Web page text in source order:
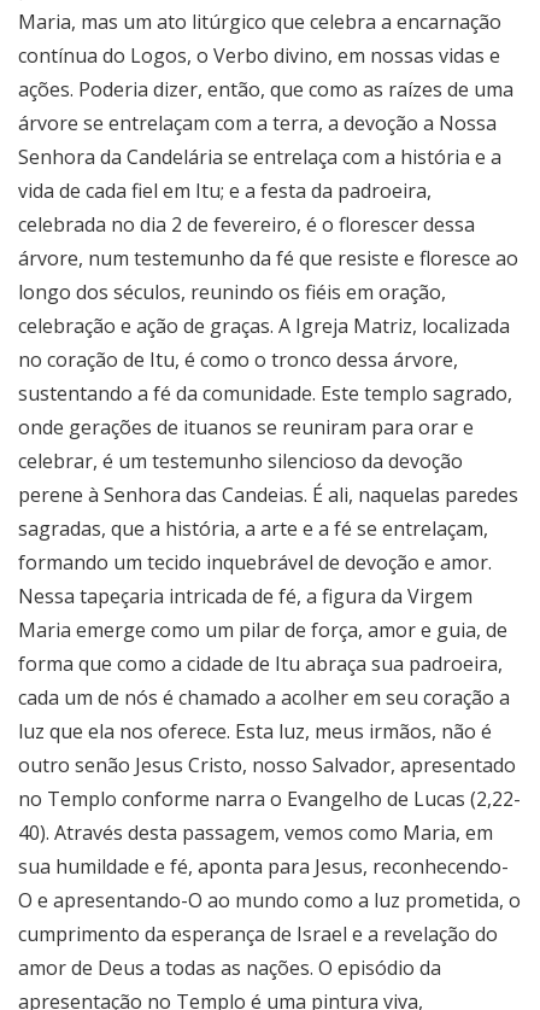
Maria, mas um ato litúrgico que celebra a encarnação
contínua do Logos, o Verbo divino, em nossas vidas e
ações. Poderia dizer, então, que como as raízes de uma
árvore se entrelaçam com a terra, a devoção a Nossa
Senhora da Candelária se entrelaça com a história e a
vida de cada fiel em Itu; e a festa da padroeira,
celebrada no dia 2 de fevereiro, é o florescer dessa
árvore, num testemunho da fé que resiste e floresce ao
longo dos séculos, reunindo os fiéis em oração,
celebração e ação de graças. A Igreja Matriz, localizada
no coração de Itu, é como o tronco dessa árvore,
sustentando a fé da comunidade. Este templo sagrado,
onde gerações de ituanos se reuniram para orar e
celebrar, é um testemunho silencioso da devoção
perene à Senhora das Candeias. É ali, naquelas paredes
sagradas, que a história, a arte e a fé se entrelaçam,
formando um tecido inquebrável de devoção e amor.
Nessa tapeçaria intricada de fé, a figura da Virgem
Maria emerge como um pilar de força, amor e guia, de
forma que como a cidade de Itu abraça sua padroeira,
cada um de nós é chamado a acolher em seu coração a
luz que ela nos oferece. Esta luz, meus irmãos, não é
outro senão Jesus Cristo, nosso Salvador, apresentado
no Templo conforme narra o Evangelho de Lucas (2,22-
40). Através desta passagem, vemos como Maria, em
sua humildade e fé, aponta para Jesus, reconhecendo-
O e apresentando-O ao mundo como a luz prometida, o
cumprimento da esperança de Israel e a revelação do
amor de Deus a todas as nações. O episódio da
apresentação no Templo é uma pintura viva,